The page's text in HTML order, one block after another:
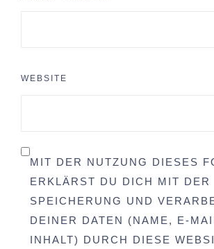
WEBSITE
MIT DER NUTZUNG DIESES
ERKLÄRST DU DICH MIT DER
SPEICHERUNG UND
DEINER DATEN (NAME, E-
INHALT) DURCH DIESE